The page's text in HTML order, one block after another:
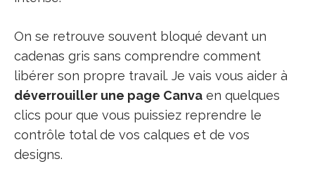
On se retrouve souvent bloqué devant un
cadenas gris sans comprendre comment
libérer son propre travail. Je vais vous aider à
déverrouiller une page Canva en quelques
clics pour que vous puissiez reprendre le
contrôle total de vos calques et de vos
designs.